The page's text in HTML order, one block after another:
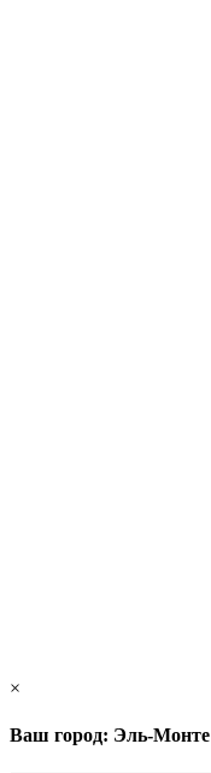
×
Ваш город: Эль-Монте